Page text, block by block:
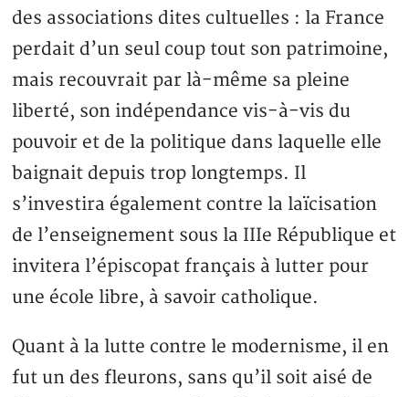
des associations dites cultuelles : la France
perdait d’un seul coup tout son patrimoine,
mais recouvrait par là-même sa pleine
liberté, son indépendance vis-à-vis du
pouvoir et de la politique dans laquelle elle
baignait depuis trop longtemps. Il
s’investira également contre la laïcisation
de l’enseignement sous la IIIe République et
invitera l’épiscopat français à lutter pour
une école libre, à savoir catholique.
Quant à la lutte contre le modernisme, il en
fut un des fleurons, sans qu’il soit aisé de